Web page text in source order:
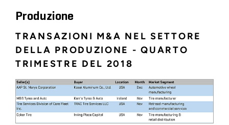
Produzione
TRANSAZIONI M&A NEL SETTORE
DELLA PRODUZIONE - QUARTO
TRIMESTRE DEL 2018